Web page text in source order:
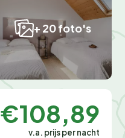
+ 20 foto's
€108,89
v.a. prijs per nacht